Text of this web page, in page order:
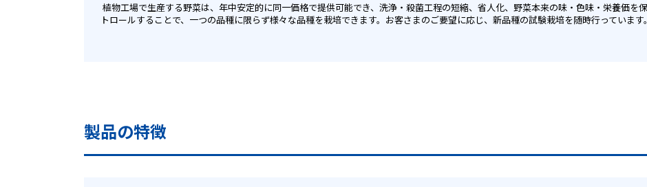
トロールすることで、一つの品種に限らず様々な品種を栽培できます。お客さまのご要望に応じ、新品種の試験栽培を随時行っています。
製品の特徴